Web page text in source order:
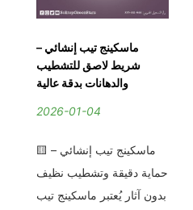
ماسكينج تيب إنشائي –
شريط لاصق للتشطيب
والدهانات بدقة عالية
2026-01-04
🟨 ماسكينج تيب إنشائي –
حماية دقيقة وتشطيب نظيف
بدون آثار يُعتبر ماسكينج تيب